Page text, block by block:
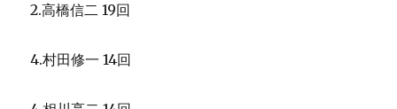
2.高橋信二 19回
4.村田修一 14回